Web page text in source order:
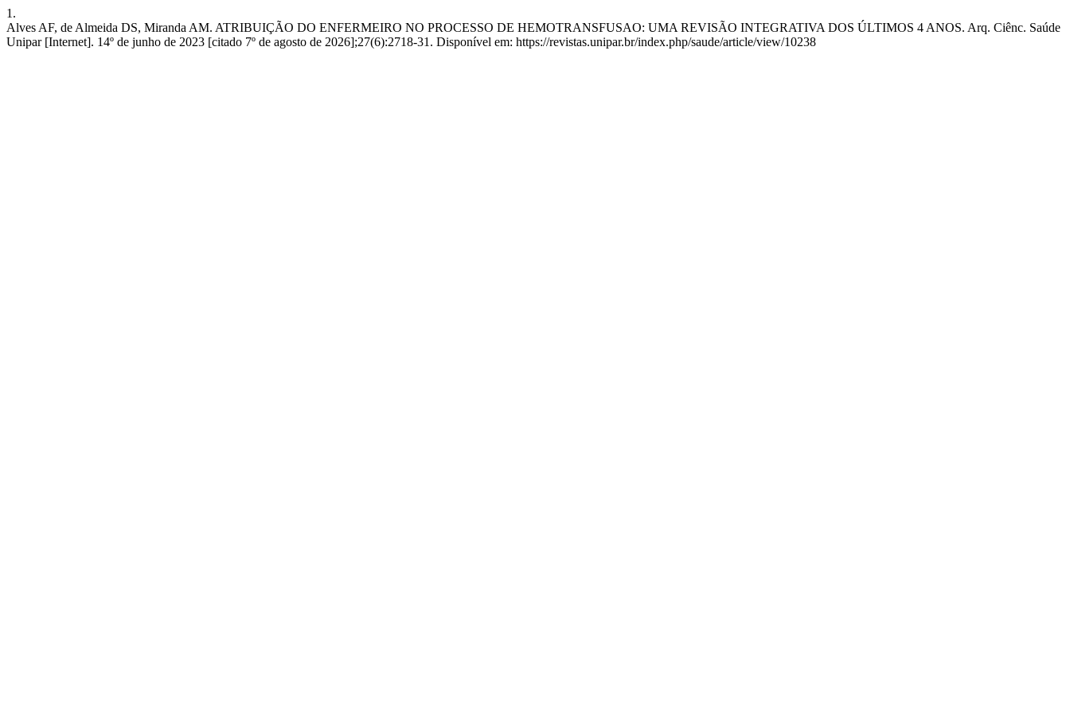
1.
Alves AF, de Almeida DS, Miranda AM. ATRIBUIÇÃO DO ENFERMEIRO NO PROCESSO DE HEMOTRANSFUSAO: UMA REVISÃO INTEGRATIVA DOS ÚLTIMOS 4 ANOS. Arq. Ciênc. Saúde
Unipar [Internet]. 14º de junho de 2023 [citado 7º de agosto de 2026];27(6):2718-31. Disponível em: https://revistas.unipar.br/index.php/saude/article/view/10238